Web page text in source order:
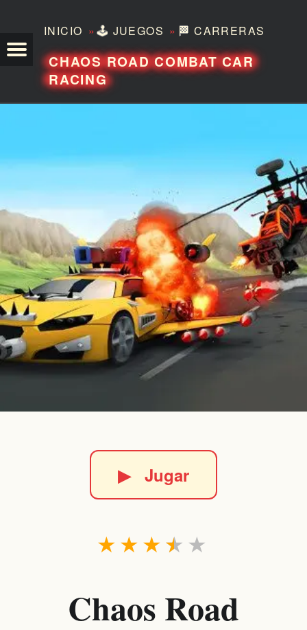
INICIO »🕹️ JUEGOS » 🏁 CARRERAS
CHAOS ROAD COMBAT CAR
RACING
▶Jugar
★
★
★
★
★
Chaos Road